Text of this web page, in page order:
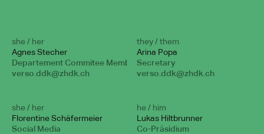
she / her
Agnes Stecher
Departement Commitee Member
verso.ddk@zhdk.ch
they / them
Arina Popa
Secretary
verso.ddk@zhdk.ch
she / her
Florentine Schäfermeier
Social Media
he / him
Lukas Hiltbrunner
Co-Präsidium